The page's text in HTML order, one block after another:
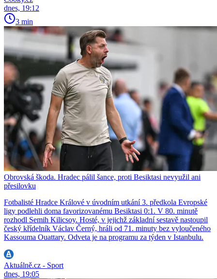
dnes, 19:12
3 min
Obrovská škoda. Hradec pálil šance, proti Besiktasi nevyužil ani
přesilovku
Fotbalisté Hradce Králové v úvodním utkání 3. předkola Evropské
ligy podlehli doma favorizovanému Besiktasi 0:1. V 80. minutě
rozhodl Semih Kilicsoy. Hosté, v jejichž základní sestavě nastoupil
český křídelník Václav Černý, hráli od 71. minuty bez vyloučeného
Kassouma Ouattary. Odveta je na programu za týden v Istanbulu.
Aktuálně.cz - Sport
dnes, 19:05